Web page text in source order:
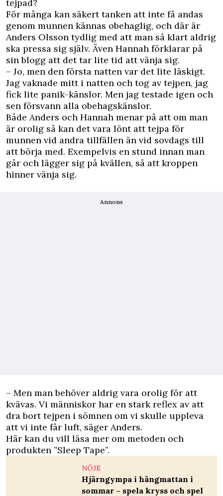
tejpad?
För många kan säkert tanken att inte få andas
genom munnen kännas obehaglig, och där är
Anders Olsson tydlig med att man så klart aldrig
ska pressa sig själv. Även Hannah förklarar på
sin blogg att det tar lite tid att vänja sig.
– Jo, men den första natten var det lite läskigt.
Jag vaknade mitt i natten och tog av tejpen, jag
fick lite panik-känslor. Men jag testade igen och
sen försvann alla obehagskänslor.
Både Anders och Hannah menar på att om man
är orolig så kan det vara lönt att tejpa för
munnen vid andra tillfällen än vid sovdags till
att börja med. Exempelvis en stund innan man
går och lägger sig på kvällen, så att kroppen
hinner vänja sig.
Annons
– Men man behöver aldrig vara orolig för att
kvävas. Vi människor har en stark reflex av att
dra bort tejpen i sömnen om vi skulle uppleva
att vi inte får luft, säger Anders.
Här kan du vill läsa mer om metoden och
produkten ”Sleep Tape”.
NÖJE
Hjärngympa i hängmattan i
sommar – spela kryss och spel